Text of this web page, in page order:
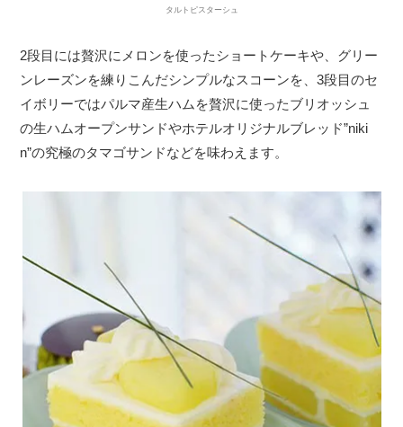
タルトピスターシュ
2段目には贅沢にメロンを使ったショートケーキや、グリー
ンレーズンを練りこんだシンプルなスコーンを、3段目のセ
イボリーではパルマ産生ハムを贅沢に使ったブリオッシュ
の生ハムオープンサンドやホテルオリジナルブレッド”niki
n”の究極のタマゴサンドなどを味わえます。